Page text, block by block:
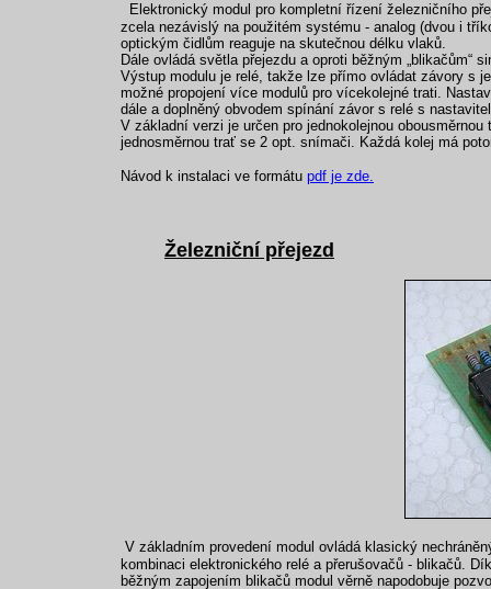
Elektronický modul pro kompletní řízení železničního
zcela nezávislý na použitém systému - analog (dvou i
optickým čidlům reaguje na skutečnou délku vlaků.
Dále ovládá světla přejezdu a oproti běžným
Výstup modulu je relé, takže lze přímo ovládat závory s
možné propojení více modulů pro vícekolejné trati.
dále a doplněný obvodem spínání závor s relé s
V základní verzi je určen pro jednokolejnou
jednosměrnou trať se 2 opt. snímači. Každá kolej má
Návod k instalaci ve formátu pdf je zde.
Železniční přejezd
V základním provedení modul ovládá klasický
kombinaci elektronického relé a přerušovačů - blikačů.
běžným zapojením blikačů modul věrně napodobuje